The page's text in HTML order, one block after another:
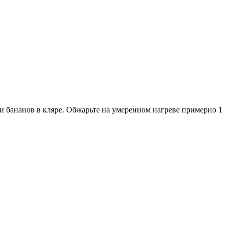
бананов в кляре. Обжарьте на умеренном нагреве примерно 1